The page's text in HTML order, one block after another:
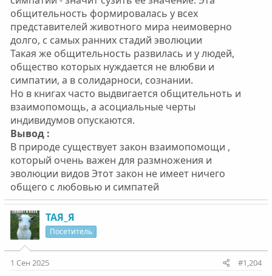
общительность формировалась у всех
представителей животного мира неимоверно
долго, с самых ранних стадий эволюции
Такая же общительность развилась и у людей,
общество которых нуждается не влюбви и
симпатии, а в солидарноси, сознании.
Но в книгах часто выдвигается общительноть и
взаимопомощь, а асоциальные черты
индивидумов опускаются.
Вывод :
В природе существует закон взаимопомощи ,
который очень важен для размножения и
эволюции видов Этот закон не имеет ничего
общего с любовью и симпатей
ТАЯ_Я
Посетитель
1 Сен 2025 #1,204